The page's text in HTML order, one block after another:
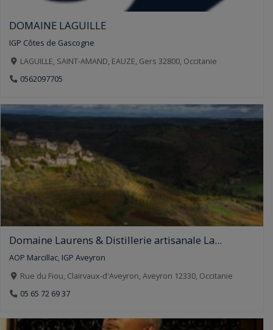
DOMAINE LAGUILLE
IGP Côtes de Gascogne
LAGUILLE, SAINT-AMAND, EAUZE, Gers 32800, Occitanie
0562097705
Domaine Laurens & Distillerie artisanale La...
AOP Marcillac, IGP Aveyron
Rue du Fiou, Clairvaux-d'Aveyron, Aveyron 12330, Occitanie
05 65 72 69 37